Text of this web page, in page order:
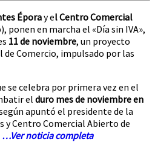
Époray el Centro Comercial
ponen en marcha el «Día sin IVA»,
11 de noviembre, un proyecto
Comercio, impulsado por las
se celebra por primera vez en el
el duro mes de noviembre en
apuntó el presidente de la
y Centro Comercial Abierto de
…Ver noticia completa